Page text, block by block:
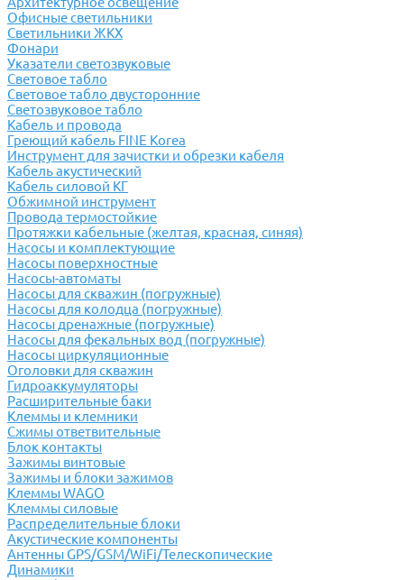
Офисные светильники
Светильники ЖКХ
Фонари
Указатели светозвуковые
Световое табло
Световое табло двусторонние
Светозвуковое табло
Кабель и провода
Греющий кабель FINE Korea
Инструмент для зачистки и обрезки кабеля
Кабель акустический
Кабель силовой КГ
Обжимной инструмент
Провода термостойкие
Протяжки кабельные (желтая, красная, синяя)
Насосы и комплектующие
Насосы поверхностные
Насосы-автоматы
Насосы для скважин (погружные)
Насосы для колодца (погружные)
Насосы дренажные (погружные)
Насосы для фекальных вод (погружные)
Насосы циркуляционные
Оголовки для скважин
Гидроаккумуляторы
Расширительные баки
Клеммы и клемники
Cжимы ответвительные
Блок контакты
Зажимы винтовые
Зажимы и блоки зажимов
Клеммы WAGO
Клеммы силовые
Распределительные блоки
Акустические компоненты
Антенны GPS/GSM/WiFi/Телескопические
Динамики